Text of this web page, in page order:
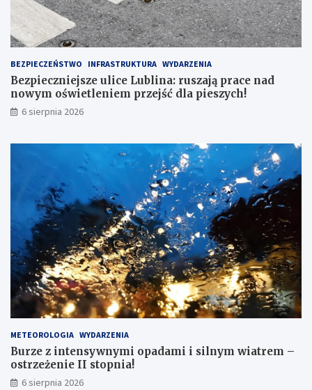
ęr
c
e
n
a
d
n
o
t
e
n
e
m
r
z
e
j
BEZPIECZEŃSTWO INFRASTRUKTURA WYDARZENIA
Bezpieczniejsze ulice Lublina: ruszają prace nad
nowym oświetleniem przejść dla pieszych!
6 sierpnia 2026
METEOROLOGIA WYDARZENIA
Burze z intensywnymi opadami i silnym wiatrem –
ostrzeżenie II stopnia!
6 sierpnia 2026